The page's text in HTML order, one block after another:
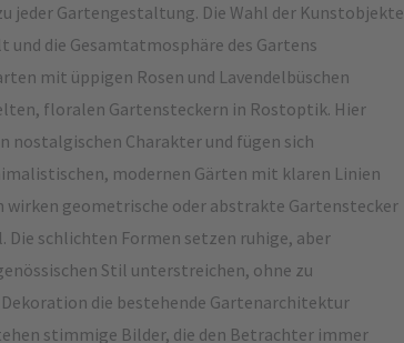
jeder Gartengestaltung. Die Wahl der Kunstobjekte
die Gesamtatmosphäre des Gartens
mit üppigen Rosen und Lavendelbüschen
floralen Gartensteckern in Rostoptik. Hier
nostalgischen Charakter und fügen sich
modernen Gärten mit klaren Linien
geometrische oder abstrakte Gartenstecker
schlichten Formen setzen ruhige, aber
Stil unterstreichen, ohne zu
die bestehende Gartenarchitektur
stimmige Bilder, die den Betrachter immer